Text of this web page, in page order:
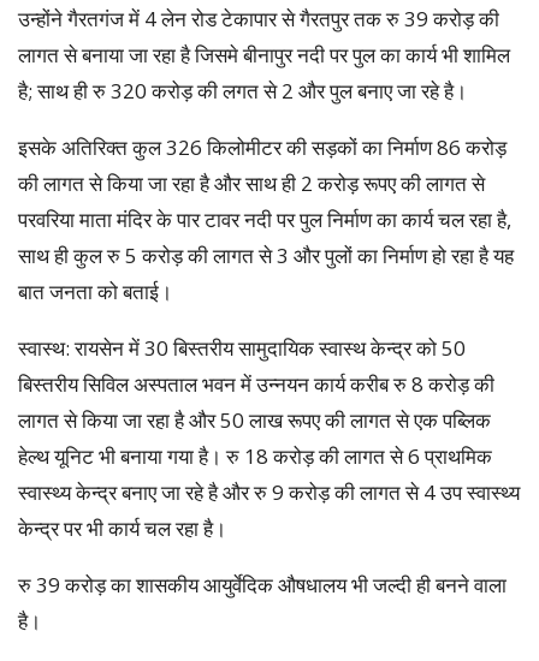
उन्होंने गैरतगंज में 4 लेन रोड टेकापार से गैरतपुर तक रु 39 करोड़ की
लागत से बनाया जा रहा है जिसमे बीनापुर नदी पर पुल का कार्य भी शामिल
है; साथ ही रु 320 करोड़ की लगत से 2 और पुल बनाए जा रहे है।
इसके अतिरिक्त कुल 326 किलोमीटर की सड़कों का निर्माण 86 करोड़
की लागत से किया जा रहा है और साथ ही 2 करोड़ रूपए की लागत से
परवरिया माता मंदिर के पार टावर नदी पर पुल निर्माण का कार्य चल रहा है,
साथ ही कुल रु 5 करोड़ की लागत से 3 और पुलों का निर्माण हो रहा है यह
बात जनता को बताई।
स्वास्थ: रायसेन में 30 बिस्तरीय सामुदायिक स्वास्थ केन्द्र को 50
बिस्तरीय सिविल अस्पताल भवन में उन्नयन कार्य करीब रु 8 करोड़ की
लागत से किया जा रहा है और 50 लाख रूपए की लागत से एक पब्लिक
हेल्थ यूनिट भी बनाया गया है। रु 18 करोड़ की लागत से 6 प्राथमिक
स्वास्थ्य केन्द्र बनाए जा रहे है और रु 9 करोड़ की लागत से 4 उप स्वास्थ्य
केन्द्र पर भी कार्य चल रहा है।
रु 39 करोड़ का शासकीय आयुर्वेदिक औषधालय भी जल्दी ही बनने वाला
है।